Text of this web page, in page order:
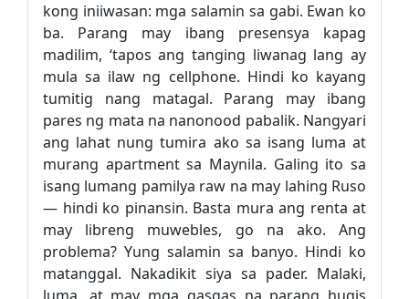
kong iniiwasan: mga salamin sa gabi. Ewan ko
ba. Parang may ibang presensya kapag
madilim, ‘tapos ang tanging liwanag lang ay
mula sa ilaw ng cellphone. Hindi ko kayang
tumitig nang matagal. Parang may ibang
pares ng mata na nanonood pabalik. Nangyari
ang lahat nung tumira ako sa isang luma at
murang apartment sa Maynila. Galing ito sa
isang lumang pamilya raw na may lahing Ruso
— hindi ko pinansin. Basta mura ang renta at
may libreng muwebles, go na ako. Ang
problema? Yung salamin sa banyo. Hindi ko
matanggal. Nakadikit siya sa pader. Malaki,